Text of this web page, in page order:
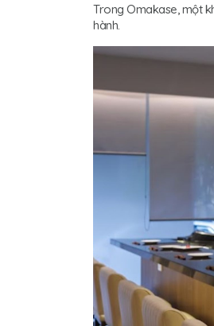
Trong Omakase, một
hành.